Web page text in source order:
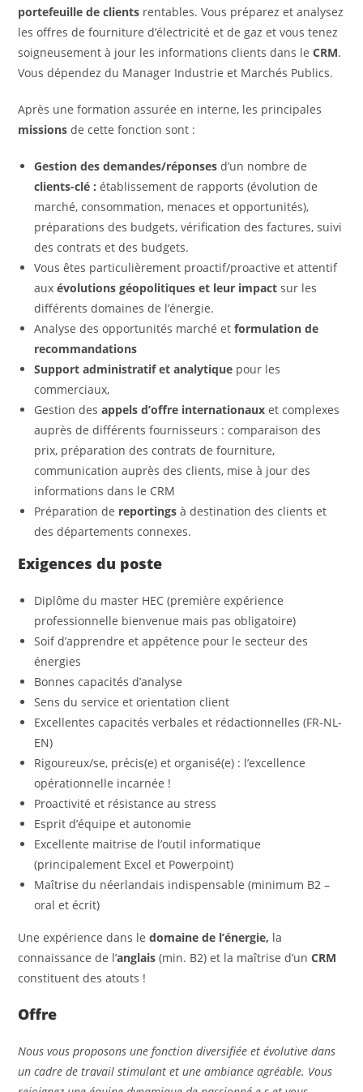
portefeuille de clients rentables. Vous préparez et analysez
les offres de fourniture d’électricité et de gaz et vous tenez
soigneusement à jour les informations clients dans leCRM.
Vous dépendez du Manager Industrie et Marchés Publics.
Après une formation assurée en interne, les principales
missions de cette fonction sont :
Gestion des demandes/réponsesd’un nombre de
clients-clé : établissement de rapports (évolution de
marché, consommation, menaces et opportunités),
préparations des budgets, vérification des factures, suivi
des contrats et des budgets.
Vous êtes particulièrement proactif/proactive et attentif
auxévolutions géopolitiques et leur impact sur les
différents domaines de l’énergie.
Analyse des opportunités marché etformulation de
recommandations
Support administratif et analytique pour les
commerciaux,
Gestion desappels d’offre internationaux et complexes
auprès de différents fournisseurs : comparaison des
prix, préparation des contrats de fourniture,
communication auprès des clients, mise à jour des
informations dans le CRM
Préparation de reportings à destination des clients et
des départements connexes.
Exigences du poste
Diplôme du master HEC (première expérience
professionnelle bienvenue mais pas obligatoire)
Soif d’apprendre et appétence pour le secteur des
énergies
Bonnes capacités d’analyse
Sens du service et orientation client
Excellentes capacités verbales et rédactionnelles (FR-NL-
EN)
Rigoureux/se, précis(e) et organisé(e) : l’excellence
opérationnelle incarnée !
Proactivité et résistance au stress
Esprit d’équipe et autonomie
Excellente maitrise de l’outil informatique
(principalement Excel et Powerpoint)
Maîtrise du néerlandais indispensable (minimum B2 –
oral et écrit)
Une expérience dans ledomaine de l’énergie, la
connaissance de l’anglais (min. B2) et la maîtrise d’unCRM
constituent des atouts !
Offre
Nous vous proposons une fonction diversifiée et évolutive dans
un cadre de travail stimulant et une ambiance agréable. Vous